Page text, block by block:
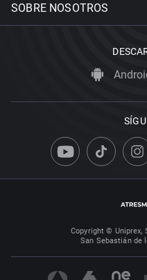
SOBRE NOSOTROS
Copyright © Uniprex,
San Sebastián de